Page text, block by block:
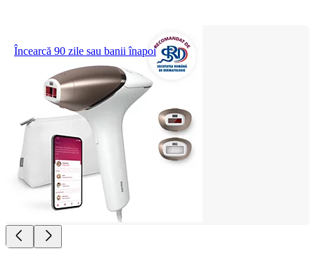
Încearcă 90 zile sau banii înapoi